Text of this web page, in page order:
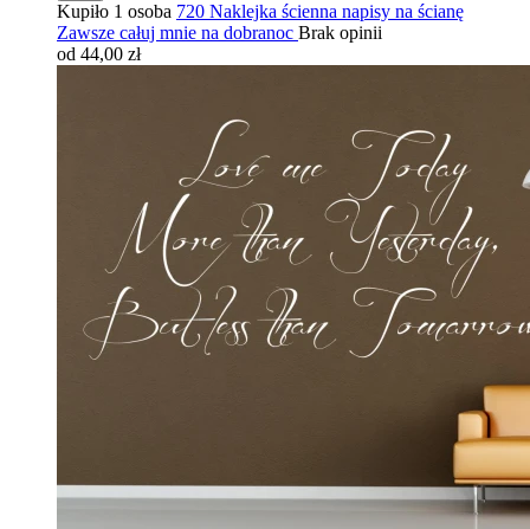
Kupiło 1 osoba 720 Naklejka ścienna napisy na ścianę
Zawsze całuj mnie na dobranoc Brak opinii
od 44,00 zł